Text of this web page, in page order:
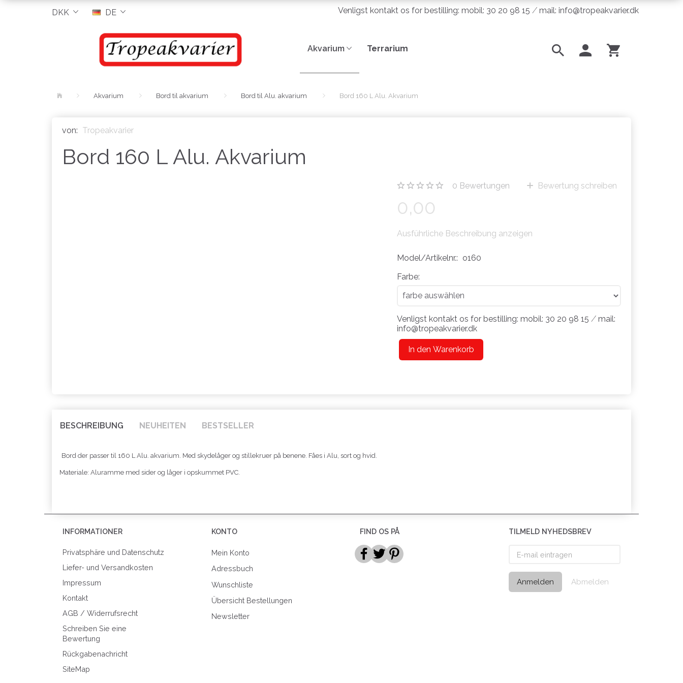
DKK DE Venligst kontakt os for bestilling: mobil: 30 20 98 15 ⁄ mail: info@tropeakvarier.dk
Akvarium Terrarium
Akvarium Bord til akvarium Bord til Alu. akvarium Bord 160 L Alu. Akvarium
von: Tropeakvarier
Bord 160 L Alu. Akvarium
0 Bewertungen Bewertung schreiben
0,00
Ausführliche Beschreibung anzeigen
Model/Artikelnr.: o160
Farbe:
Venligst kontakt os for bestilling: mobil: 30 20 98 15 ⁄ mail:
info@tropeakvarier.dk
In den Warenkorb
BESCHREIBUNG NEUHEITEN BESTSELLER
Bord der passer til 160 L Alu. akvarium. Med skydelåger og stillekruer på benene. Fåes i Alu, sort og hvid.
Materiale: Aluramme med sider og låger i opskummet PVC.
INFORMATIONER
Privatsphäre und Datenschutz
Liefer- und Versandkosten
Impressum
Kontakt
AGB / Widerrufsrecht
Schreiben Sie eine
Bewertung
Rückgabenachricht
SiteMap
KONTO
Mein Konto
Adressbuch
Wunschliste
Übersicht Bestellungen
Newsletter
FIND OS PÅ TILMELD NYHEDSBREV
mail
Anmelden Abmelden